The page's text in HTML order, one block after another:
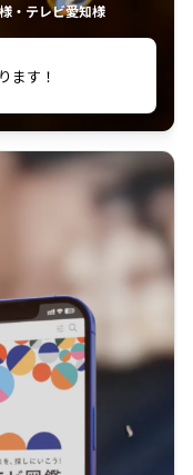
・テレビ愛知様
可能地域外からも見
ます！